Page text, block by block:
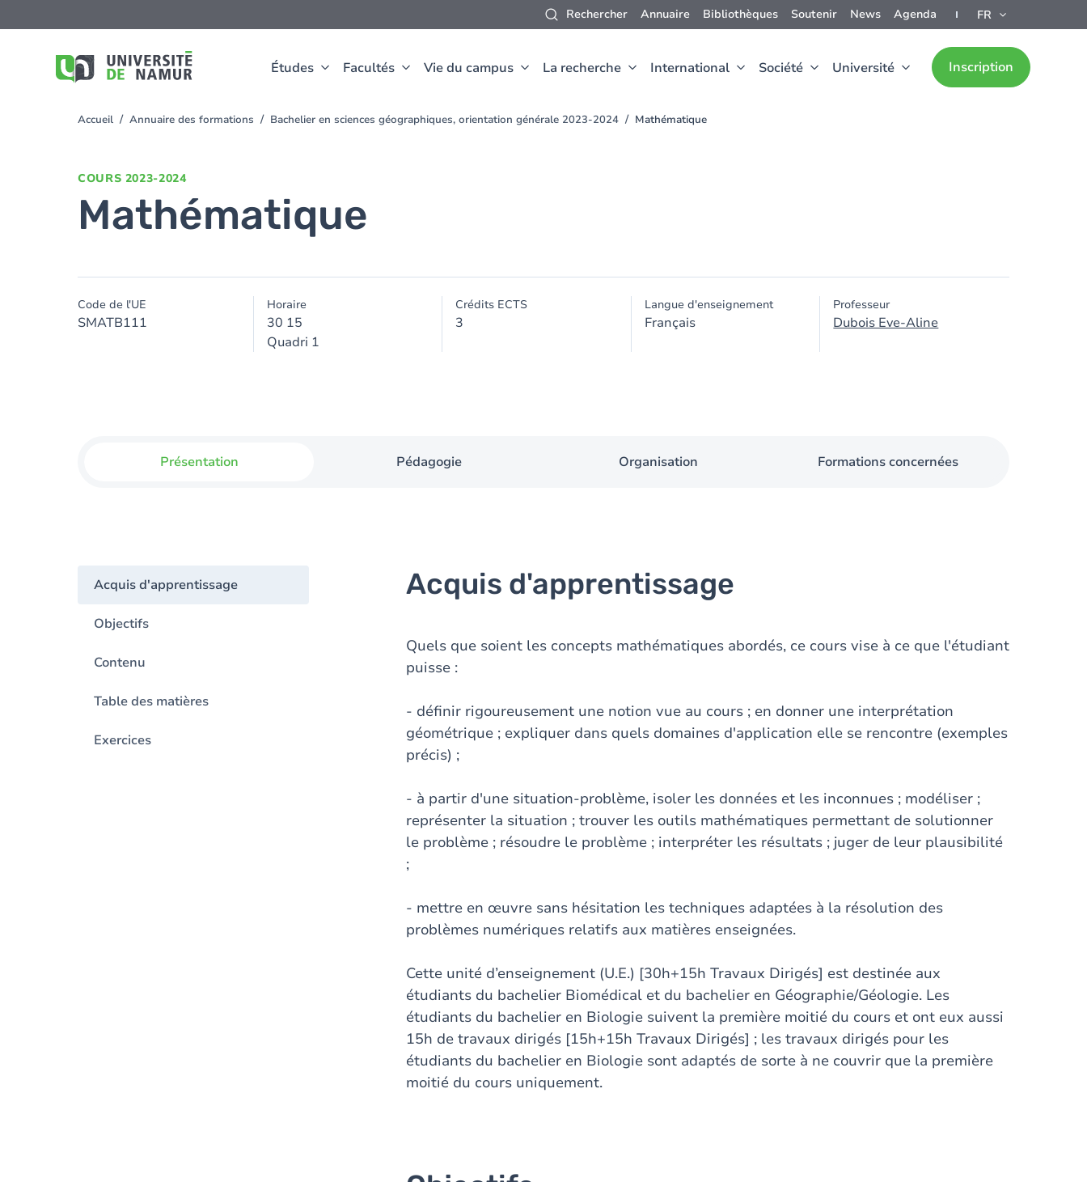
Rechercher Annuaire Bibliothèques Soutenir News Agenda FR
Études Facultés Vie du campus La recherche International Société Université Inscription
au
You
Accueil Annuaire des formations Bachelier en sciences géographiques, orientation générale 2023-2024 Mathématique
COURS 2023-2024
Mathématique
Code de l'UE
SMATB111
Horaire
30 15
Quadri 1
Crédits ECTS
3
Langue d'enseignement
Français
Professeur
Dubois Eve-Aline
Présentation Pédagogie Organisation Formations concernées
Acquis d'apprentissage
Objectifs
Contenu
Table des matières
Exercices
Acquis d'apprentissage
Quels que soient les concepts mathématiques abordés, ce cours vise à ce que l'étudiant
puisse :
- définir rigoureusement une notion vue au cours ; en donner une interprétation
géométrique ; expliquer dans quels domaines d'application elle se rencontre (exemples
précis) ;
- à partir d'une situation-problème, isoler les données et les inconnues ; modéliser ;
représenter la situation ; trouver les outils mathématiques permettant de solutionner
le problème ; résoudre le problème ; interpréter les résultats ; juger de leur plausibilité
;
- mettre en œuvre sans hésitation les techniques adaptées à la résolution des
problèmes numériques relatifs aux matières enseignées.
Cette unité d’enseignement (U.E.) [30h+15h Travaux Dirigés] est destinée aux
étudiants du bachelier Biomédical et du bachelier en Géographie/Géologie. Les
étudiants du bachelier en Biologie suivent la première moitié du cours et ont eux aussi
15h de travaux dirigés [15h+15h Travaux Dirigés] ; les travaux dirigés pour les
étudiants du bachelier en Biologie sont adaptés de sorte à ne couvrir que la première
moitié du cours uniquement.